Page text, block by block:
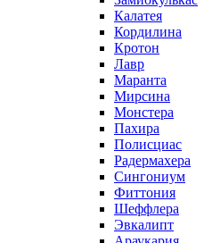
Калатея
Кордилина
Кротон
Лавр
Маранта
Мирсина
Монстера
Пахира
Полисциас
Радермахера
Сингониум
Фиттония
Шеффлера
Эвкалипт